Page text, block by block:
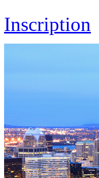
Inscription